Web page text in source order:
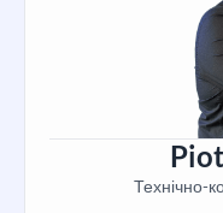
Технічно-